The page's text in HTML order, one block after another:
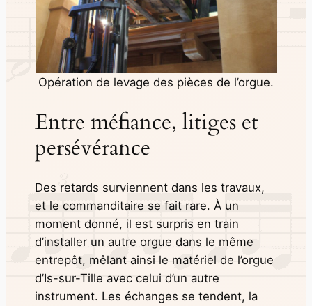
Opération de levage des pièces de l’orgue.
Entre méfiance, litiges et
persévérance
Des retards surviennent dans les travaux,
et le commanditaire se fait rare. À un
moment donné, il est surpris en train
d’installer un autre orgue dans le même
entrepôt, mêlant ainsi le matériel de l’orgue
d’Is-sur-Tille avec celui d’un autre
instrument. Les échanges se tendent, la